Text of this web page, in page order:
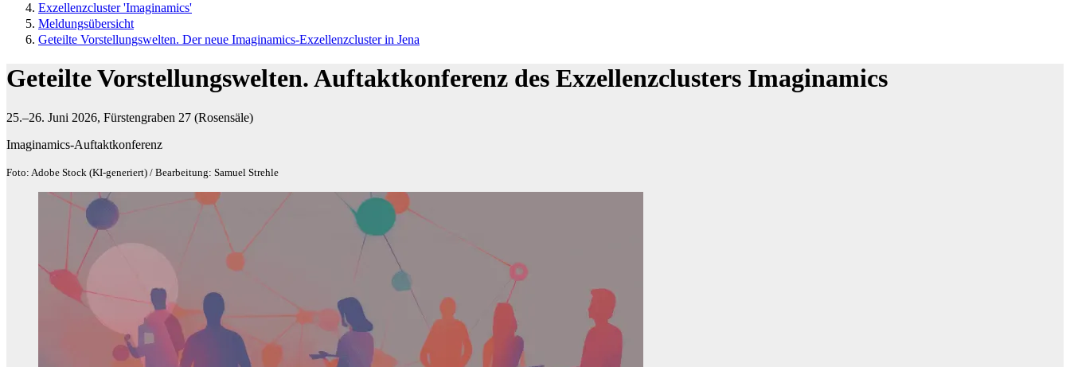
Exzellenzcluster 'Imaginamics'
Meldungsübersicht
Geteilte Vorstellungswelten. Der neue Imaginamics-Exzellenzcluster in Jena
Geteilte Vorstellungswelten. Auftaktkonferenz des Exzellenzclusters Imaginamics
25.–26. Juni 2026, Fürstengraben 27 (Rosensäle)
Imaginamics-Auftaktkonferenz
Foto: Adobe Stock (KI-generiert) / Bearbeitung: Samuel Strehle